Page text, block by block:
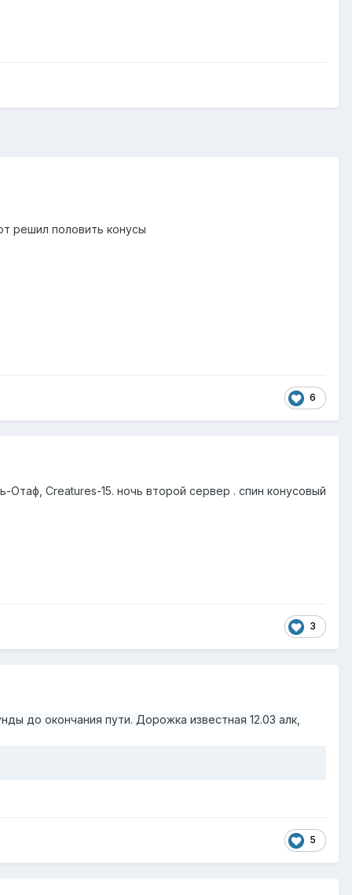
решил половить конусы
6
Creatures-15. ночь второй сервер . спин конусовый
3
до окончания пути. Дорожка известная 12.03 алк,
5